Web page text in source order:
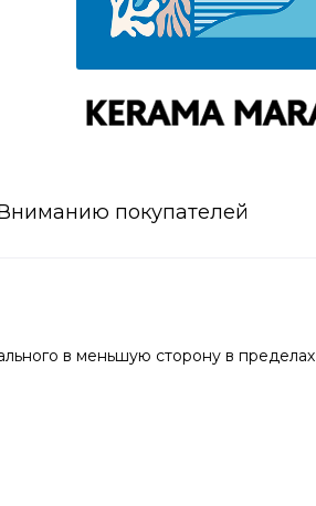
покупателей
в меньшую сторону в пределах